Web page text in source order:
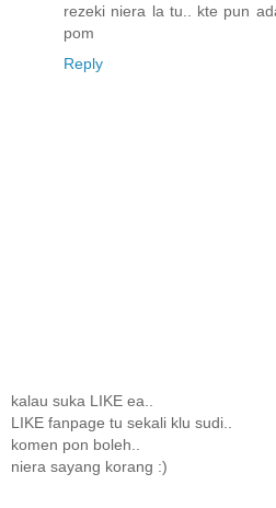
rezeki niera la tu.. kte pun
pom
Reply
kalau suka LIKE ea..
LIKE fanpage tu sekali klu sudi..
komen pon boleh..
niera sayang korang :)